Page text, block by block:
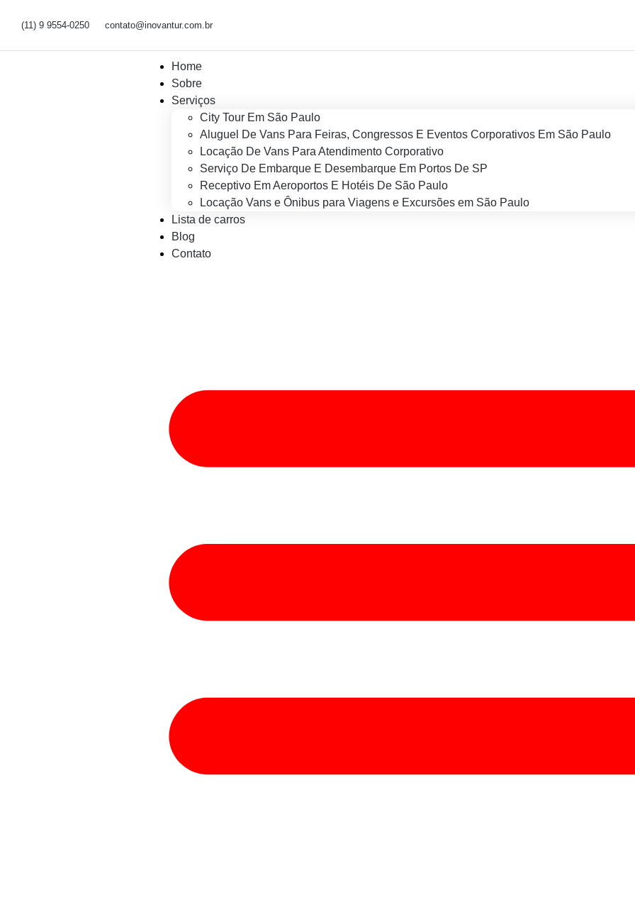
(11) 9 9554-0250 contato@inovantur.com.br
Home
Sobre
Serviços
City Tour Em São Paulo
Aluguel De Vans Para Feiras, Congressos E Eventos Corporativos Em São Paulo
Locação De Vans Para Atendimento Corporativo
Serviço De Embarque E Desembarque Em Portos De SP
Receptivo Em Aeroportos E Hotéis De São Paulo
Locação Vans e Ônibus para Viagens e Excursões em São Paulo
Lista de carros
Blog
Contato